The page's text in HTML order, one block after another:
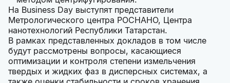
На Business Day выступят представители
Метрологического центра РОСНАНО, Центра
нанотехнологий Республики Татарстан.
В рамках представленных докладов в том числе
будут рассмотрены вопросы, касающиеся
оптимизации и контроля степени измельчения
твердых и жидких фаз в дисперсных системах, а